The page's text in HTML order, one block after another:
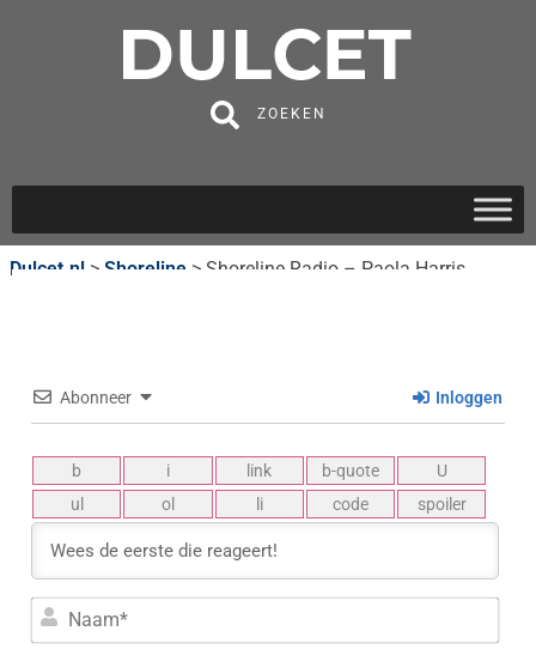
ZOEKEN
Dulcet.nl > Shoreline > Shoreline Radio – Paola Harris
Abonneer Inloggen